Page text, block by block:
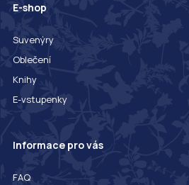
E-shop
Suvenýry
Oblečení
Knihy
E-vstupenky
Informace pro vás
FAQ